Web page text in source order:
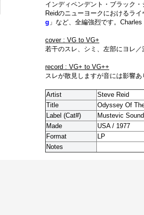
インディペンデント・ブラック
Reidのニューヨークにおけるラ
g 」など、全編強烈です。
cover : VG to VG+
若干のスレ、シミ、左部にヨレ
record : VG+ to VG++
スレが散見しますが音には影響あ
Artist
Steve Reid
Title
Odyssey Of
Label (Cat#)
Mustevic
Made
USA / 1977
Format
LP
Notes